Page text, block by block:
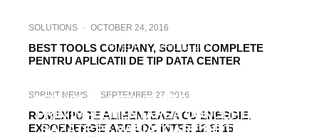
SOLUTIONS · OCTOBER 24, 2016
BEST TOOLS COMPANY, SOLUTII COMPLETE
PENTRU APLICATII DE TIP DATA CENTER
HI-TECH · APRIL 12, 2017
REDUCEREA CONSUMULUI DE ENERGIE
PRIN IMPLEMENTAREA CONCEPTELOR
BAZATE PE VARIATOARE DE TURATIE
SPRINT NEWS · SEPTEMBER 27, 2016
ROMEXPO TE ALIMENTEAZA CU ENERGIE.
EXPOENERGIE ARE LOC INTRE 12 SI 15